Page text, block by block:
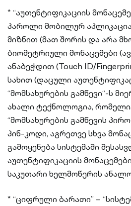
* “აუთენტიფიკაციის
პაროლი მობილურ
მიზნით (მათ შორის და არა
ბიომეტრიული მონაცემები
ანაბეჭდით (Touch ID/
სახით (დაცული
“მომსახურების გამწევი“-ს
ახალი ტექნოლოგია,
“მომსახურების გამწევის
პინ-კოდი, აგრეთვე სხვა
გამოყენება სისტემაში
აუთენტიფიკაციის
საკუთარი ხელმოწერის
* “ციფრული ბარათი” –